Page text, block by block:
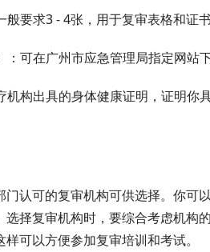
要求3 - 4张，用于复审表格和证书
可在广州市应急管理局指定网站
机构出具的身体健康证明，证明
认可的复审机构可供选择。你可
择复审机构时，要综合考虑机构
可以方便参加复审培训和考试。